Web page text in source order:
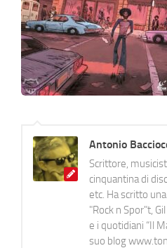
Antonio
Scrittore,
cinquantina di
etc. Ha scritto
"Rock n Spor"t,
e i quotidiani “Il
suo blog